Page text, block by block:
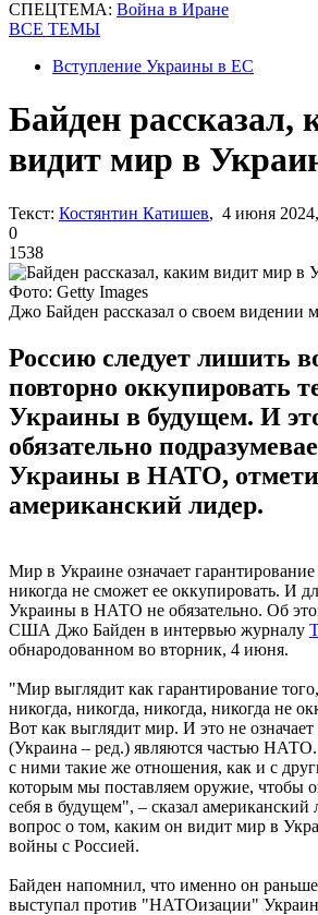
СПЕЦТЕМА: Война в Иране
ВСЕ ТЕМЫ
Вступление Украины в ЕС
Байден рассказал,
видит мир в
Текст: Костянтин Катишев, 4 июня
0
1538
Фото: Getty Images
Джо Байден рассказал о своем видении
Россию следует лишить
повторно оккупировать
Украины в будущем. И
обязательно
Украины в НАТО,
американский лидер.
Мир в Украине означает гарантирование
никогда не сможет ее оккупировать. И
Украины в НАТО не обязательно. Об
США Джо Байден в интервью журналу
обнародованном во вторник, 4 июня.
"Мир выглядит как гарантирование
никогда, никогда, никогда, никогда не
Вот как выглядит мир. И это не
(Украина – ред.) являются частью НАТО.
с ними такие же отношения, как и с
которым мы поставляем оружие, чтобы
себя в будущем", – сказал американский
вопрос о том, каким он видит мир в
войны с Россией.
Байден напомнил, что именно он
выступал против "НАТОизации"